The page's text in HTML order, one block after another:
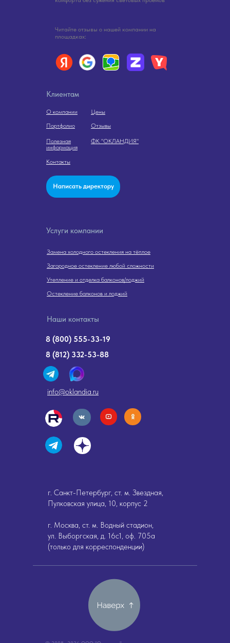
Замена холодного остекления на тёплое
Загородное остекление любой сложности
Утепление и отделка балконов/лоджий
Остекление балконов и лоджий
г. Санкт-Петербург, ст. м. Звездная,
Пулковская улица, 10, корпус 2
г. Москва, ст. м. Водный стадион,
ул. Выборгская, д. 16с1, оф. 705а
(только для корреспонденции)
Наши контакты
8 (800) 555-33-19
8 (812) 332-53-88
info@oklandia.ru
Услуги компании
Клиентам
Читайте отзывы о нашей компании на
площадках:
Написать директору
О компании
Портфолио
Отзывы
Полезная
информация
ФК "ОКЛАНДИЯ"
Цены
Контакты